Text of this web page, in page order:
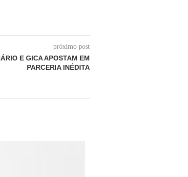
próximo post
E GICA APOSTAM EM
PARCERIA INÉDITA